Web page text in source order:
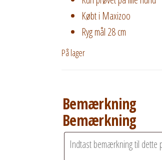
Købt i Maxizoo
Ryg mål 28 cm
På lager
Bemærkning
Bemærkning